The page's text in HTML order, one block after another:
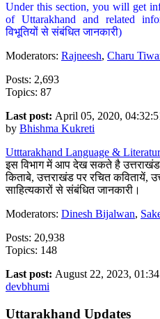
Under this section, you will get
of Uttarakhand and related
विभूतियों से संबंधित जानकारी)
Moderators: Rajneesh, Charu
Posts: 2,693
Topics: 87
Last post: April 05, 2020,
by Bhishma Kukreti
Utttarakhand Language &
इस विभाग में आप देख सकते है उत्तराखंड
किताबे, उत्तराखंड पर रचित कवितायें,
साहित्यकारों से संबंधित जानकारी।
Moderators: Dinesh Bijalwan,
Posts: 20,938
Topics: 148
Last post: August 22, 2023,
devbhumi
Uttarakhand Updates